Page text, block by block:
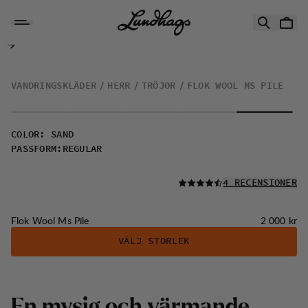
Flok Wool Ms Pile
VANDRINGSKLÄDER HERR TRÖJOR FLOK WOOL MS PILE
COLOR : SAND
PASSFORM : REGULAR
LÄS ALLA
4 RECENSIONER
Flok Wool Ms Pile Pris:
2 000 kr
VÄLJ STORLEK